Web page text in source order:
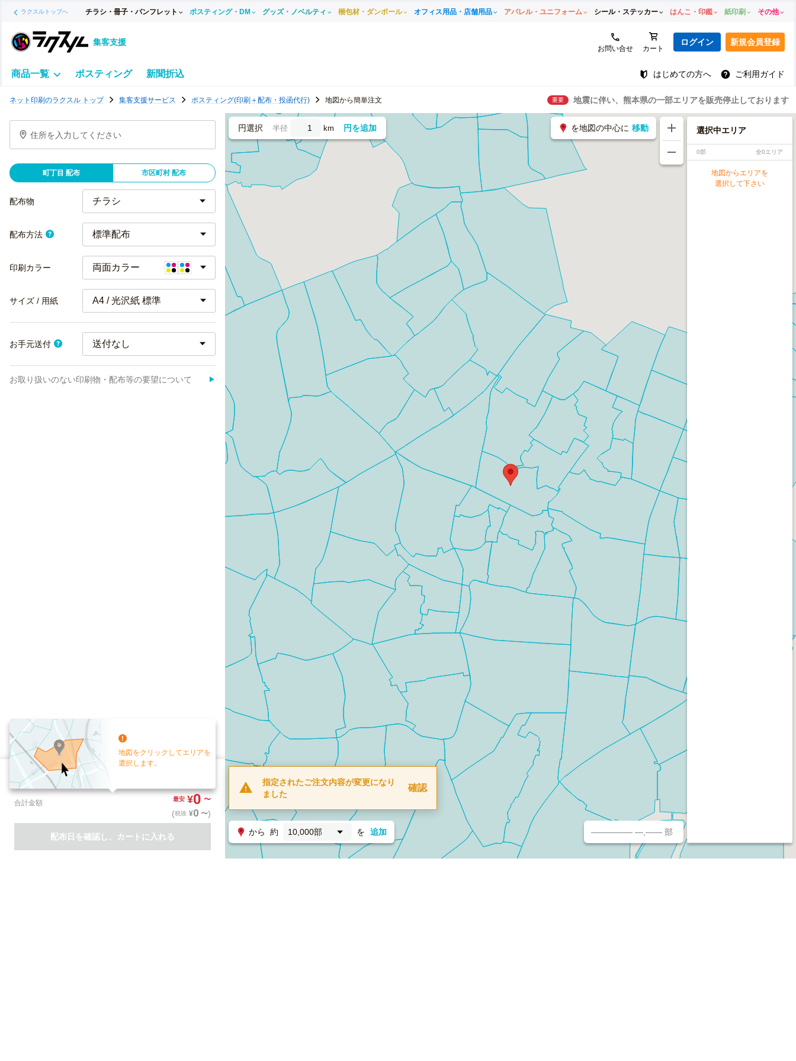
ラクスルトップへ チラシ・冊子・パンフレット ポスティング・DM グッズ・ノベルティ 梱包材・ダンボール オフィス用品・店舗用品 アパレル・ユニフォーム シール・ステッカー はんこ・印鑑 紙印刷 その他
集客支援
お問い合せ カート
ログイン 新規会員登録
商品一覧 ポスティング 新聞折込 はじめての方へ ご利用ガイド
テ
グ
ラ
ネット印刷のラクスル トップ 集客支援サービス ポスティング(印刷＋配布・投函代行) 地図から簡単注文 重要 地震に伴い、熊本県の一部エリアを販売停止しております
住所を入力してください
町丁目 配布 市区町村 配布
配布物
配布方法 標準配布
印刷カラー 両面カラー
サイズ / 用紙 A4 / 光沢紙 標準
お手元送付
お取り扱いのない印刷物・配布等の要望について ▶
地図をクリックしてエリアを
選択します。
配布部数
お手元送付
合計金額 最安 ¥0 〜
(税抜 ¥0 〜)
配布日を確認し、カートに入れる
円選択 半径 km 円を追加
指定されたご注文内容が変更になり
ました
確認
から 約 10,000部 を 追加
を地図の中心に 移動
————— —,—— 部
選択中エリア
0部 全0エリア
地図からエリアを
選択して下さい